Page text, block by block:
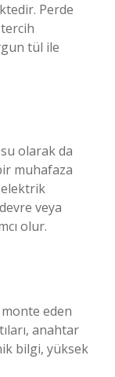
Perde
tül ile
olarak da
muhafaza
elektrik
veya
olur.
eden
anahtar
bilgi, yüksek